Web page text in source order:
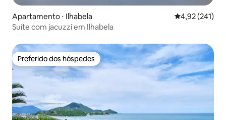
Apartamento ⋅ Ilhabela 4,92 de uma
4,92 (241)
Suíte com jacuzzi em Ilhabela
Preferido dos hóspedes
Preferido dos hóspedes